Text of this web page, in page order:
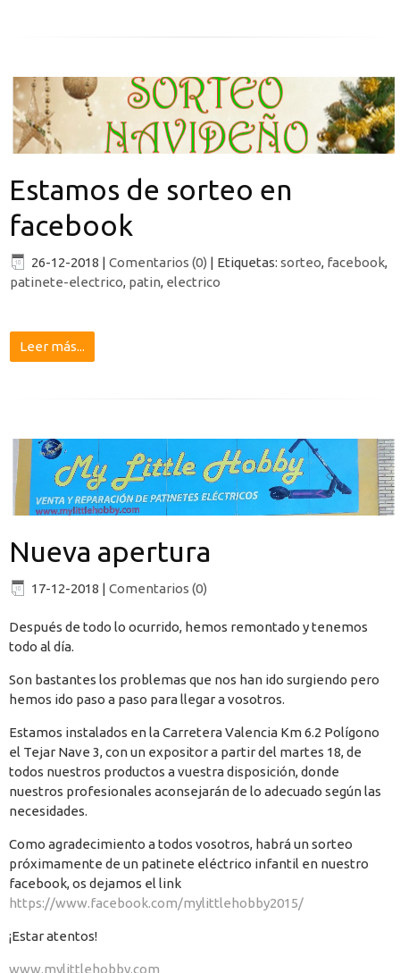
Estamos de sorteo en
facebook
26-12-2018 | Comentarios (0) | Etiquetas: sorteo, facebook,
patinete-electrico, patin, electrico
Leer más...
Nueva apertura
17-12-2018 | Comentarios (0)
Después de todo lo ocurrido, hemos remontado y tenemos
todo al día.
Son bastantes los problemas que nos han ido surgiendo pero
hemos ido paso a paso para llegar a vosotros.
Estamos instalados en la Carretera Valencia Km 6.2 Polígono
el Tejar Nave 3, con un expositor a partir del martes 18, de
todos nuestros productos a vuestra disposición, donde
nuestros profesionales aconsejarán de lo adecuado según las
necesidades.
Como agradecimiento a todos vosotros, habrá un sorteo
próximamente de un patinete eléctrico infantil en nuestro
facebook, os dejamos el link
https://www.facebook.com/mylittlehobby2015/
¡Estar atentos!
www.mylittlehobby.com